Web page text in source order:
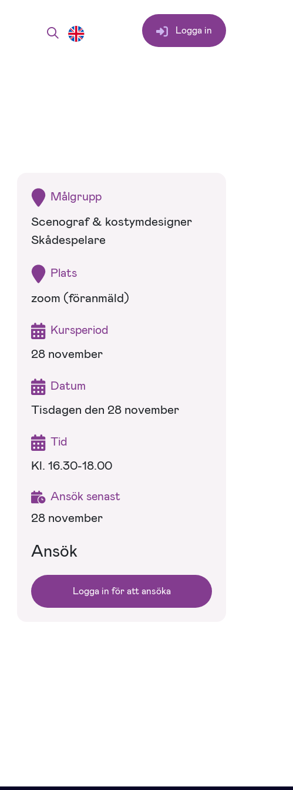
Logga in
Målgrupp
Scenograf & kostymdesigner
Skådespelare
Plats
zoom (föranmäld)
Kursperiod
28 november
Datum
Tisdagen den 28 november
Tid
Kl. 16.30-18.00
Ansök senast
28 november
Ansök
Logga in för att ansöka